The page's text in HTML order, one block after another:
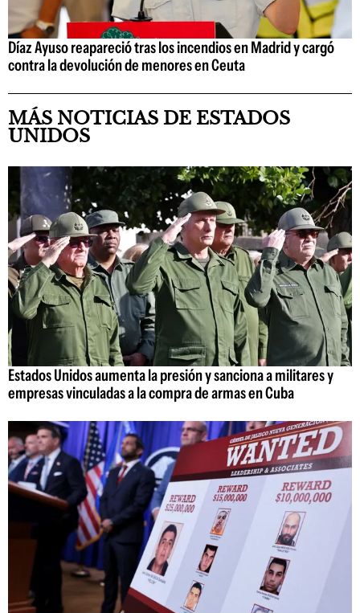
Díaz Ayuso reapareció tras los incendios en Madrid y cargó
contra la devolución de menores en Ceuta
MÁS NOTICIAS DE ESTADOS
UNIDOS
Estados Unidos aumenta la presión y sanciona a militares y
empresas vinculadas a la compra de armas en Cuba